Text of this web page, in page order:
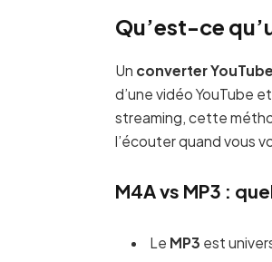
Qu’est-ce
Un converter
d’une vidéo YouTube
streaming, cette
l’écouter quand vous
M4A vs MP3 :
Le MP3 est